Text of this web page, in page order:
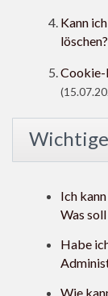
Kann
löschen?
Cookie-
Wichtige
Ich
Was soll
Habe
Wie